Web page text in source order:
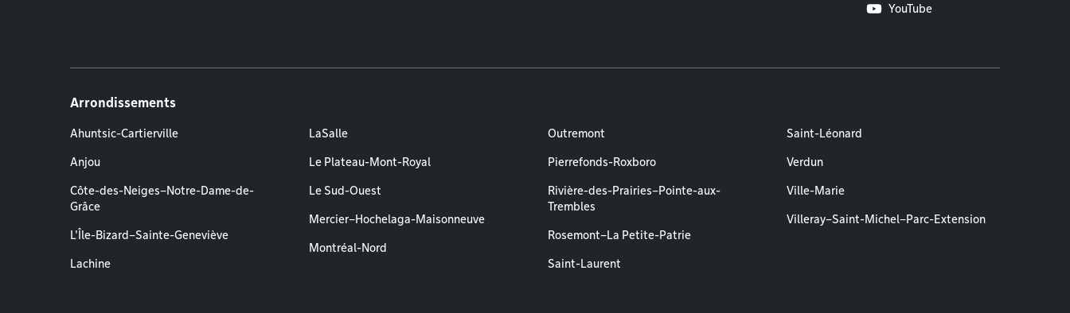
YouTube
Arrondissements
Ahuntsic-Cartierville
Anjou
Côte-des-Neiges–Notre-Dame-de-
Grâce
L'Île-Bizard–Sainte-Geneviève
Lachine
LaSalle
Le Plateau-Mont-Royal
Le Sud-Ouest
Mercier–Hochelaga-Maisonneuve
Montréal-Nord
Outremont
Pierrefonds-Roxboro
Rivière-des-Prairies–Pointe-aux-
Trembles
Rosemont–La Petite-Patrie
Saint-Laurent
Saint-Léonard
Verdun
Ville-Marie
Villeray–Saint-Michel–Parc-Extension